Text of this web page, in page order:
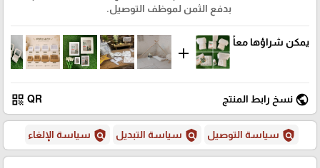
بدفع الثمن لموظف التوصيل.
يمكن شراؤها معاً
add
public نسخ رابط المنتج QR
qr_code
policy سياسة التوصيل policy سياسة التبديل policy سياسة الإلغاء